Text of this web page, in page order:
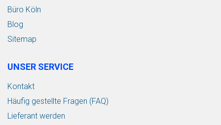
Büro Köln
Blog
Sitemap
UNSER SERVICE
Kontakt
Häufig gestellte Fragen (FAQ)
Lieferant werden